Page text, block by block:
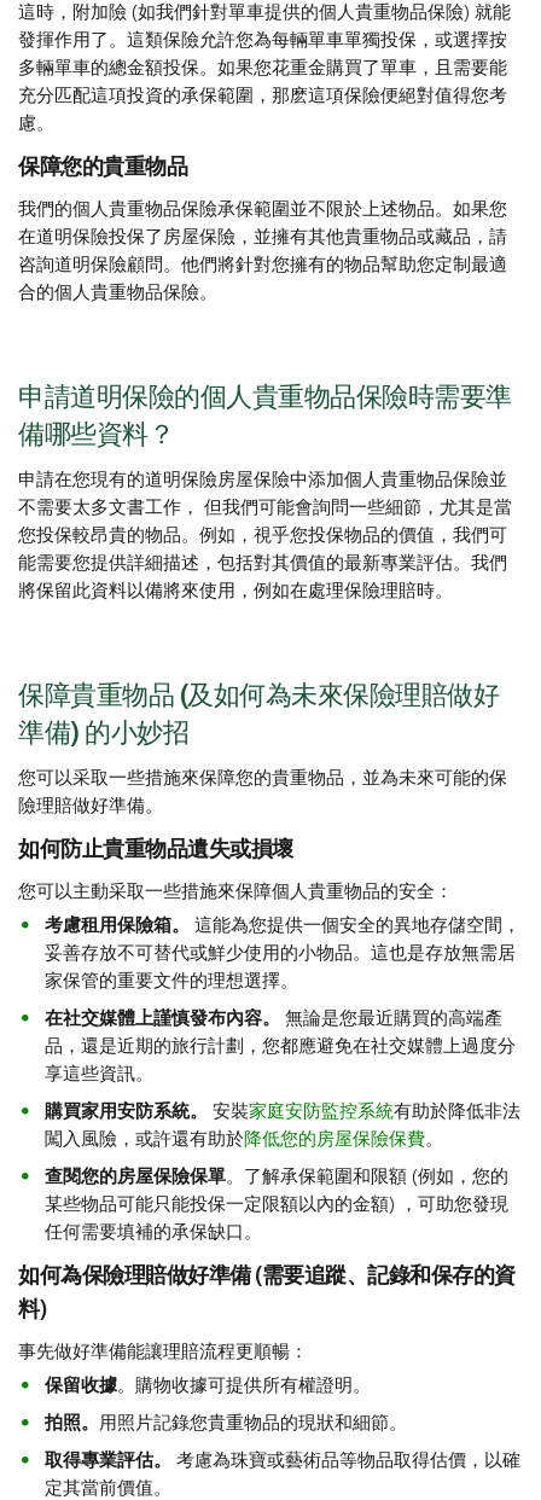
這時，附加險 (如我們針對單車提供的個人貴重物品保險) 就能
發揮作用了。這類保險允許您為每輛單車單獨投保，或選擇按
多輛單車的總金額投保。如果您花重金購買了單車，且需要能
充分匹配這項投資的承保範圍，那麽這項保險便絕對值得您考
慮。
保障您的貴重物品
我們的個人貴重物品保險承保範圍並不限於上述物品。如果您
在道明保險投保了房屋保險，並擁有其他貴重物品或藏品，請
咨詢道明保險顧問。他們將針對您擁有的物品幫助您定制最適
合的個人貴重物品保險。
申請道明保險的個人貴重物品保險時需要準
備哪些資料？
申請在您現有的道明保險房屋保險中添加個人貴重物品保險並
不需要太多文書工作， 但我們可能會詢問一些細節，尤其是當
您投保較昂貴的物品。例如，視乎您投保物品的價值，我們可
能需要您提供詳細描述，包括對其價值的最新專業評估。我們
將保留此資料以備將來使用，例如在處理保險理賠時。
保障貴重物品 (及如何為未來保險理賠做好
準備) 的小妙招
您可以采取一些措施來保障您的貴重物品，並為未來可能的保
險理賠做好準備。
如何防止貴重物品遺失或損壞
您可以主動采取一些措施來保障個人貴重物品的安全：
考慮租用保險箱。
這能為您提供一個安全的異地存儲空間，
妥善存放不可替代或鮮少使用的小物品。這也是存放無需居
家保管的重要文件的理想選擇。
在社交媒體上謹慎發布內容。
無論是您最近購買的高端產
品，還是近期的旅行計劃，您都應避免在社交媒體上過度分
享這些資訊。
購買家用安防系統。 安裝家庭安防監控系統有助於降低非法
闖入風險，或許還有助於降低您的房屋保險保費。
查閱您的房屋保險保單。了解承保範圍和限額 (例如，您的
某些物品可能只能投保一定限額以內的金額) ，可助您發現
任何需要填補的承保缺口。
如何為保險理賠做好準備 (需要追蹤、記錄和保存的資
料)
事先做好準備能讓理賠流程更順暢：
保留收據。購物收據可提供所有權證明。
拍照。 用照片記錄您貴重物品的現狀和細節。
取得專業評估。
考慮為珠寶或藝術品等物品取得估價，以確
定其當前價值。